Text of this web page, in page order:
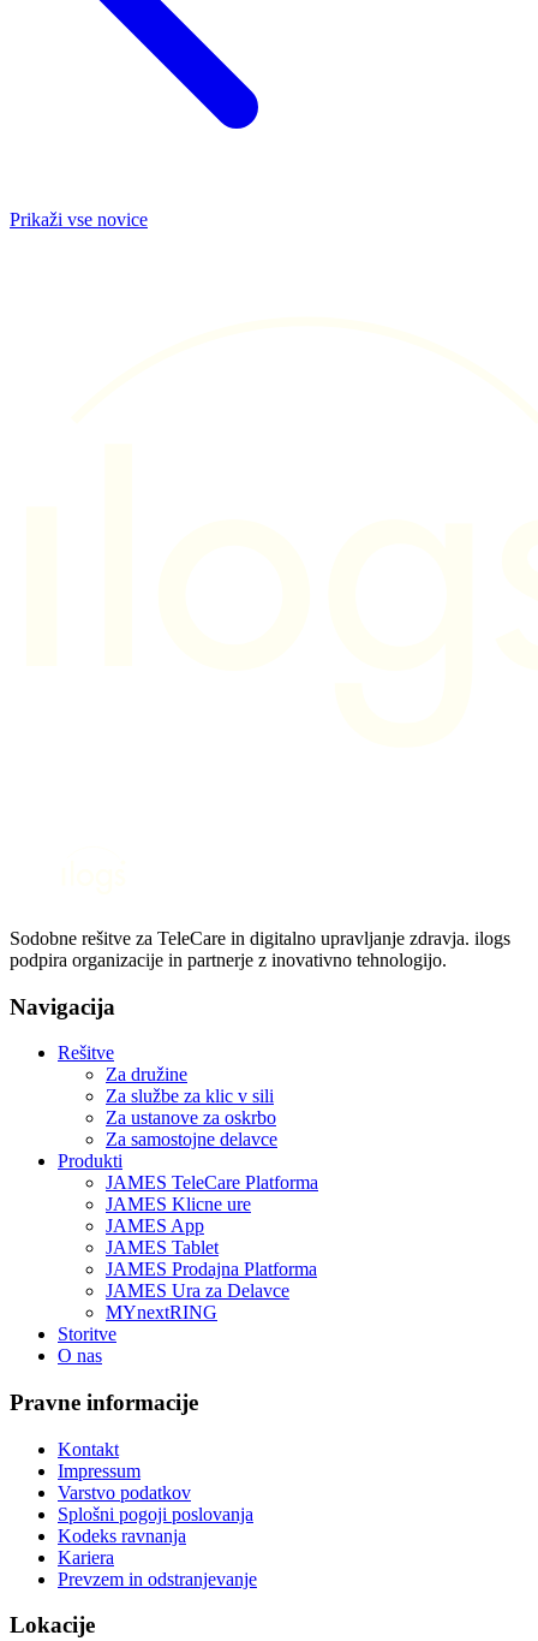
Prikaži vse novice
Sodobne rešitve za TeleCare in digitalno upravljanje zdravja. ilogs
podpira organizacije in partnerje z inovativno tehnologijo.
Navigacija
Rešitve
Za družine
Za službe za klic v sili
Za ustanove za oskrbo
Za samostojne delavce
Produkti
JAMES TeleCare Platforma
JAMES Klicne ure
JAMES App
JAMES Tablet
JAMES Prodajna Platforma
JAMES Ura za Delavce
MYnextRING
Storitve
O nas
Pravne informacije
Kontakt
Impressum
Varstvo podatkov
Splošni pogoji poslovanja
Kodeks ravnanja
Kariera
Prevzem in odstranjevanje
Lokacije